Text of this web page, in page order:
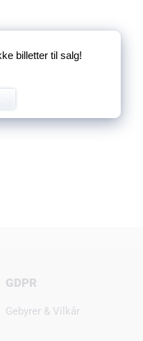
billetter til salg!
GDPR
Gebyrer & Vilkår